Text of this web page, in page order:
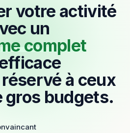
votre activité
un
complet
réservé à ceux
gros budgets.